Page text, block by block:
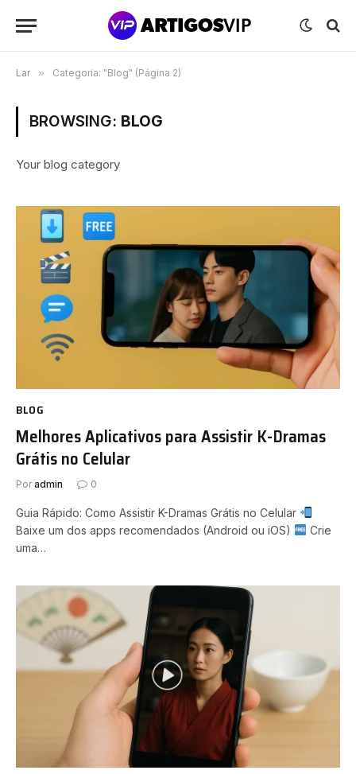
Lar » Categoria: "Blog" (Página 2)
BROWSING: BLOG
Your blog category
BLOG
Melhores Aplicativos para Assistir K-Dramas
Grátis no Celular
Por admin 0
Guia Rápido: Como Assistir K-Dramas Grátis no Celular
Baixe um dos apps recomendados (Android ou iOS)
Crie
uma…